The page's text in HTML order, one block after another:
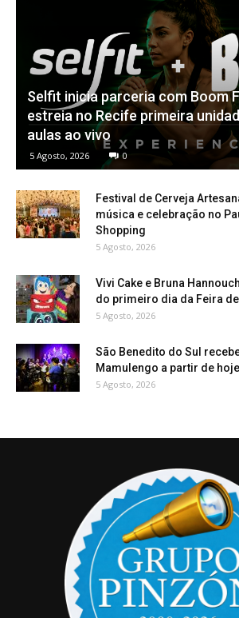
Selfit inicia parceria com Boom
estreia no Recife primeira
aulas ao vivo
5 Agosto, 2026 0
Festival de Cerveja
música e celebração no
Shopping
5 Agosto, 2026
Vivi Cake e Bruna
do primeiro dia da Feira
5 Agosto, 2026
São Benedito do Sul
Mamulengo a partir de
5 Agosto, 2026